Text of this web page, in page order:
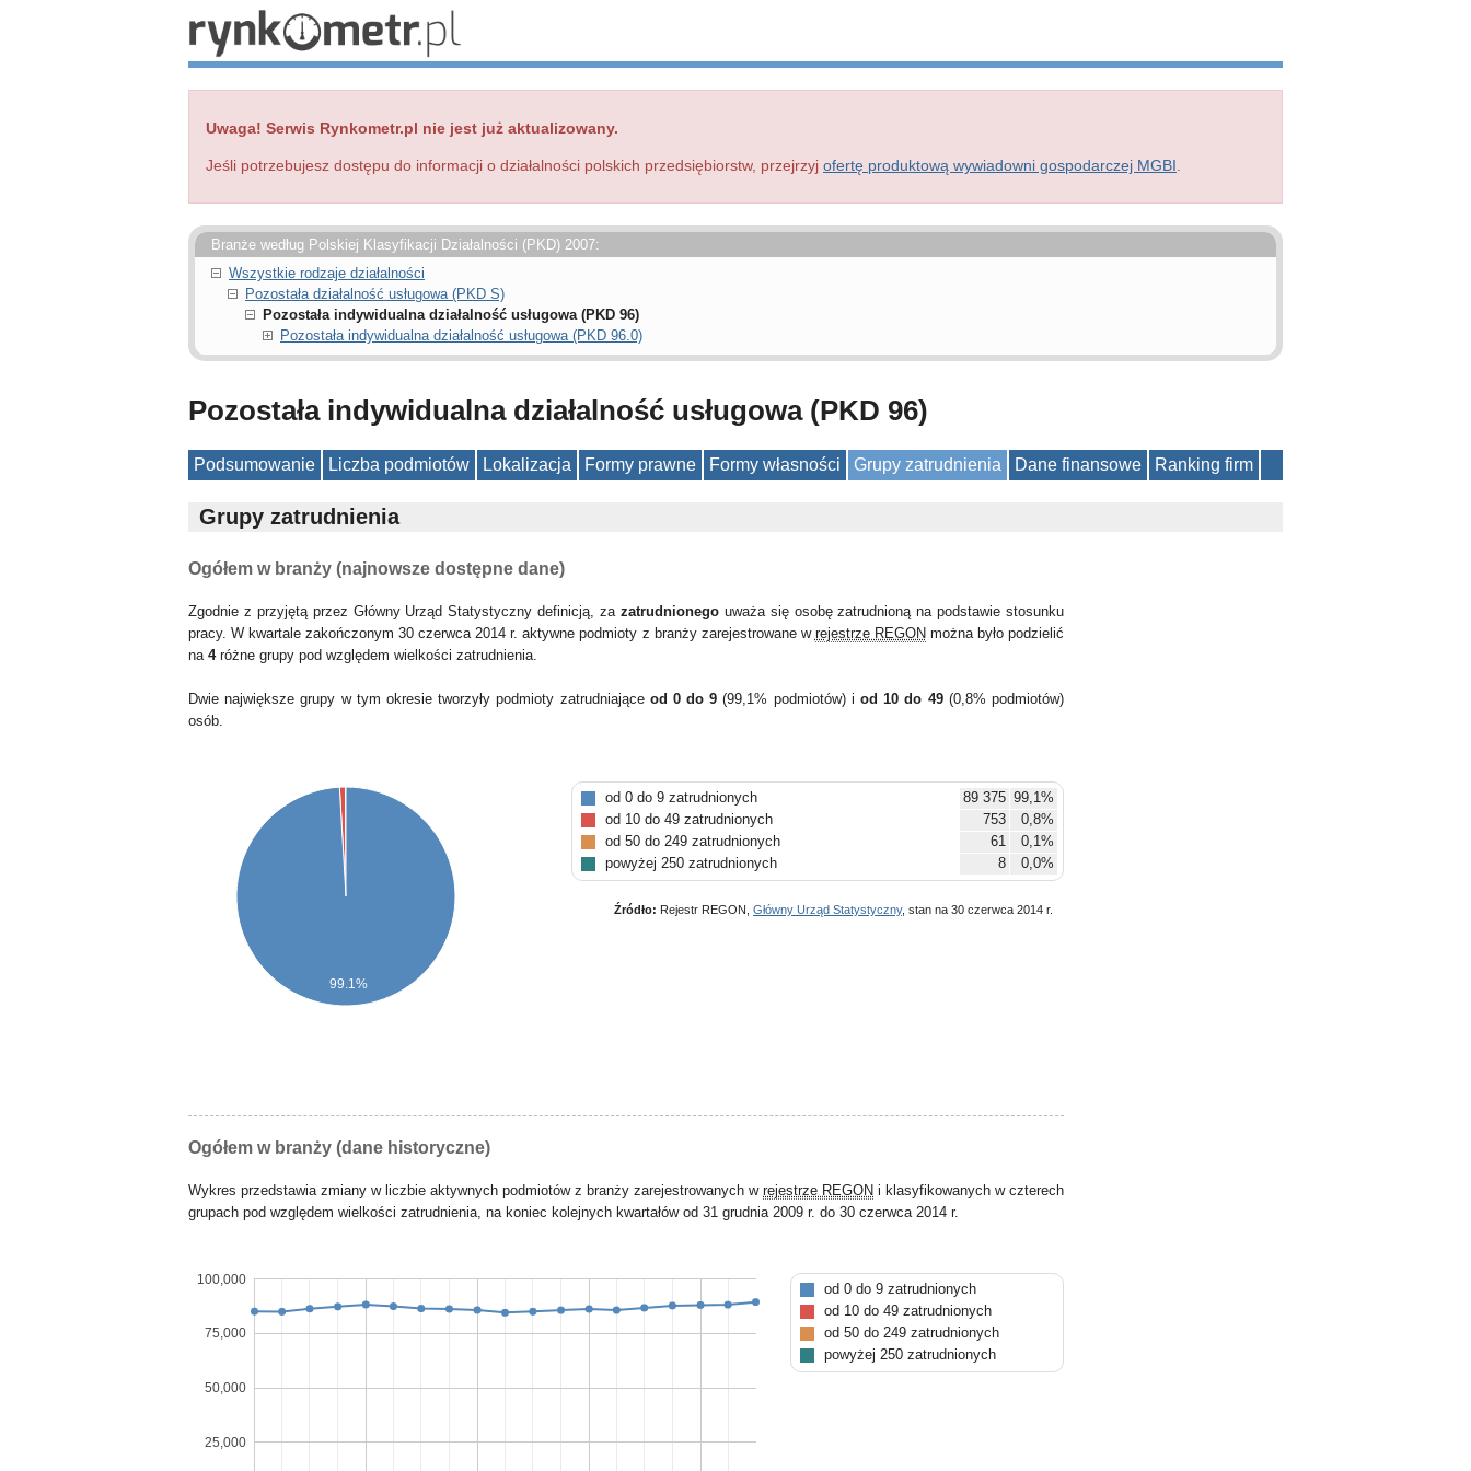
Uwaga! Serwis Rynkometr.pl nie jest już aktualizowany.
Jeśli potrzebujesz dostępu do informacji o działalności polskich przedsiębiorstw, przejrzyj ofertę produktową wywiadowni gospodarczej MGBI
Branże według Polskiej Klasyfikacji Działalności (PKD) 2007:
Wszystkie rodzaje działalności
Pozostała działalność usługowa (PKD S)
Pozostała indywidualna działalność usługowa (PKD 96)
Pozostała indywidualna działalność usługowa (PKD 96.0)
Pozostała indywidualna działalność usługowa (PKD 96)
Podsumowanie Liczba podmiotów Lokalizacja Formy prawne Formy własności Grupy zatrudnienia Dane finansowe Ranking firm
Grupy zatrudnienia
Ogółem w branży (najnowsze dostępne dane)
Zgodnie z przyjętą przez Główny Urząd Statystyczny definicją, za zatrudnionegouważa się osobę zatrudnioną na podstawie stosunku
pracy. W kwartale zakończonym 30 czerwca 2014 r. aktywne podmioty z branży zarejestrowane w rejestrze REGON można było podzielić
na 4różne grupy pod względem wielkości zatrudnienia.
Dwie największe grupy w tym okresie tworzyły podmioty zatrudniające od 0 do 9(99,1% podmiotów) iod 10 do 49 (0,8% podmiotów)
osób.
99.1%
od 0 do 9 zatrudnionych 89 375 99,1%
od 10 do 49 zatrudnionych
753
0,8%
od 50 do 249 zatrudnionych
61
0,1%
powyżej 250 zatrudnionych
8 0,0%
Źródło: Rejestr REGON, Główny Urząd Statystyczny, stan na 30 czerwca 2014 r.
Ogółem w branży (dane historyczne)
Wykres przedstawia zmiany w liczbie aktywnych podmiotów z branży zarejestrowanych w rejestrze REGON i klasyfikowanych w czterech
grupach pod względem wielkości zatrudnienia, na koniec kolejnych kwartałów od 31 grudnia 2009 r. do 30 czerwca 2014 r.
25,000
50,000
75,000
100,000
od 0 do 9 zatrudnionych
od 10 do 49 zatrudnionych
od 50 do 249 zatrudnionych
powyżej 250 zatrudnionych